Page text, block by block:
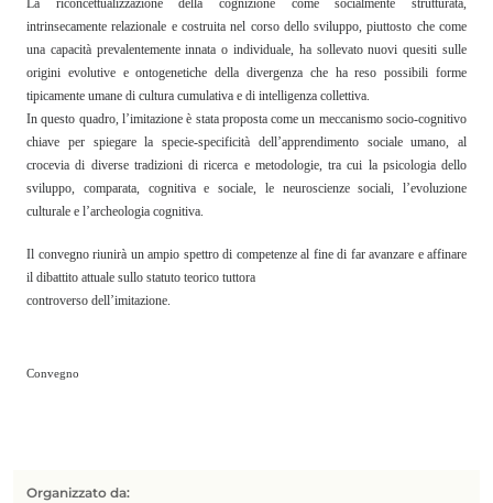
CANALE YOUTUBE ISPF
IT
EN
La riconcettualizzazione della cognizione come socialmente strutturata,
intrinsecamente relazionale e costruita nel corso dello sviluppo, piuttosto che come
una capacità prevalentemente innata o individuale, ha sollevato nuovi quesiti sulle
origini evolutive e ontogenetiche della divergenza che ha reso possibili forme
tipicamente umane di cultura cumulativa e di intelligenza collettiva.
In questo quadro, l’imitazione è stata proposta come un meccanismo socio-cognitivo
chiave per spiegare la specie-specificità dell’apprendimento sociale umano, al
crocevia di diverse tradizioni di ricerca e metodologie, tra cui la psicologia dello
sviluppo, comparata, cognitiva e sociale, le neuroscienze sociali, l’evoluzione
culturale e l’archeologia cognitiva.
Il convegno riunirà un ampio spettro di competenze al fine di far avanzare e affinare
il dibattito attuale sullo statuto teorico tuttora
controverso dell’imitazione.
Convegno
Organizzato da: